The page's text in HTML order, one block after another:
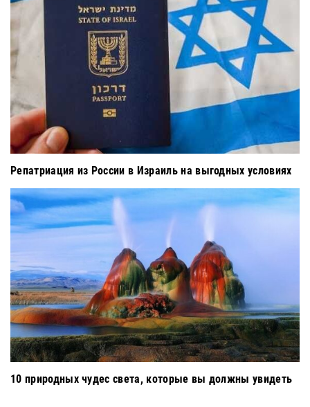
Репатриация из России в Израиль на выгодных условиях
10 природных чудес света, которые вы должны увидеть